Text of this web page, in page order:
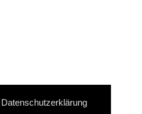
Datenschutzerklärung